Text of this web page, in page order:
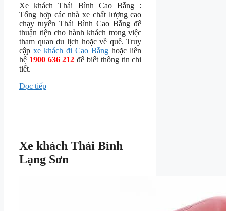
Xe khách Thái Bình Cao Bằng :
Tổng hợp các nhà xe chất lượng cao
chạy tuyến Thái Bình Cao Bằng để
thuận tiện cho hành khách trong việc
tham quan du lịch hoặc về quê. Truy
cậpxe khách đi Cao Bằng hoặc liên
hệ 1900 636 212để biết thông tin chi
tiết.
Đọc tiếp
Xe khách Thái Bình
Lạng Sơn